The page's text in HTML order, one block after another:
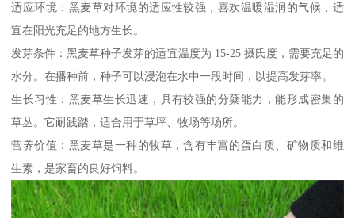
适应环境：黑麦草对环境的适应性较强，喜欢温暖湿润的气候，适
宜在阳光充足的地方生长。
发芽条件：黑麦草种子发芽的适宜温度为 15-25 摄氏度，需要充足的
水分。在播种前，种子可以浸泡在水中一段时间，以提高发芽率。
生长习性：黑麦草生长迅速，具有较强的分蘖能力，能形成密集的
草丛。它耐践踏，适合用于草坪、牧场等场所。
营养价值：黑麦草是一种的牧草，含有丰富的蛋白质、矿物质和维
生素，是家畜的良好饲料。